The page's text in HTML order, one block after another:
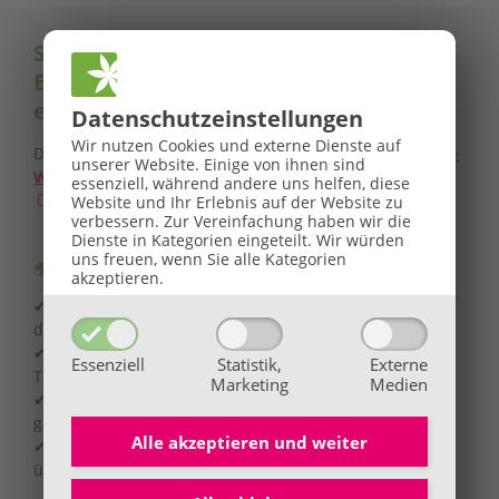
Datenschutz­einstellungen
Wir nutzen Cookies und externe Dienste auf
unserer Website. Einige von ihnen sind
essenziell, während andere uns helfen, diese
Website und Ihr Erlebnis auf der Website zu
verbessern. Zur Vereinfachung haben wir die
Dienste in Kategorien eingeteilt. Wir würden
uns freuen, wenn Sie alle Kategorien
akzeptieren.
Essenziell
Statistik,
Marketing
Externe
Medien
Alle akzeptieren und weiter
🌞GROSSE BaBlü® Sommeraktion🌞
Ihr Sommerbonus für Anmeldungen von 27.07. bis
16.08.2026.
Sie beschäftigen sich bereits mit TCM-
Ernährung und möchten gleich tiefer
eintauchen?
Dann sichern Sie sich unser exklusivesTCM Ernährungs-
Webinar-Bundle für nur 49 €(Öffnet in neuem Fenster)
🎥 Inhalte des Bundles:
✔
den anderen krank
✔
„Diese 5 Frühstücksfehler machen Sie krank“– mit
TCM-Ernährung gesund bleiben
✔
– Wie TCM-Ernährung im Sommer
ganzheitlich unterstützt
✔
Aufzeichnungen zweierOnline-Infoabende
über